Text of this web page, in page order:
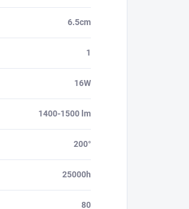
6.5cm
1
16W
1400-1500 lm
200°
25000h
80